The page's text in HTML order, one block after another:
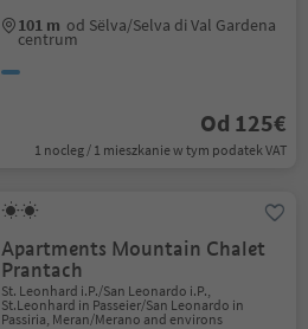
101 m od Sëlva/Selva di Val Gardena
centrum
Od 125€
1 nocleg / 1 mieszkanie w tym podatek VAT
Apartments Mountain Chalet
Prantach
St. Leonhard i.P./San Leonardo i.P.,
St.Leonhard in Passeier/San Leonardo in
Passiria, Meran/Merano and environs